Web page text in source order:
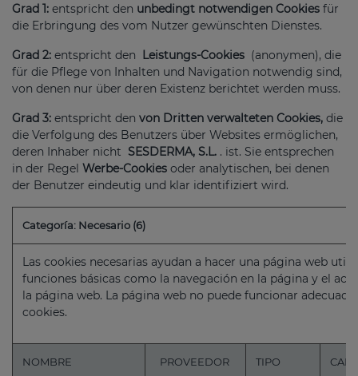
Grad 1: entspricht den unbedingt notwendigen Cookies für
die Erbringung des vom Nutzer gewünschten Dienstes.
Grad 2: entspricht den Leistungs-Cookies (anonymen), die
für die Pflege von Inhalten und Navigation notwendig sind,
von denen nur über deren Existenz berichtet werden muss.
Grad 3: entspricht den von Dritten verwalteten Cookies, die
die Verfolgung des Benutzers über Websites ermöglichen,
deren Inhaber nicht SESDERMA, S.L. . ist. Sie entsprechen
in der Regel Werbe-Cookies oder analytischen, bei denen
der Benutzer eindeutig und klar identifiziert wird.
Categoría: Necesario (6)
Las cookies necesarias ayudan a hacer una página web
funciones básicas como la navegación en la página y el
la página web. La página web no puede funcionar
cookies.
NOMBRE PROVEEDOR TIPO